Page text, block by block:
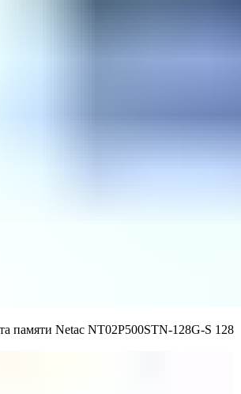
памяти Netac NT02P500STN-128G-S 128